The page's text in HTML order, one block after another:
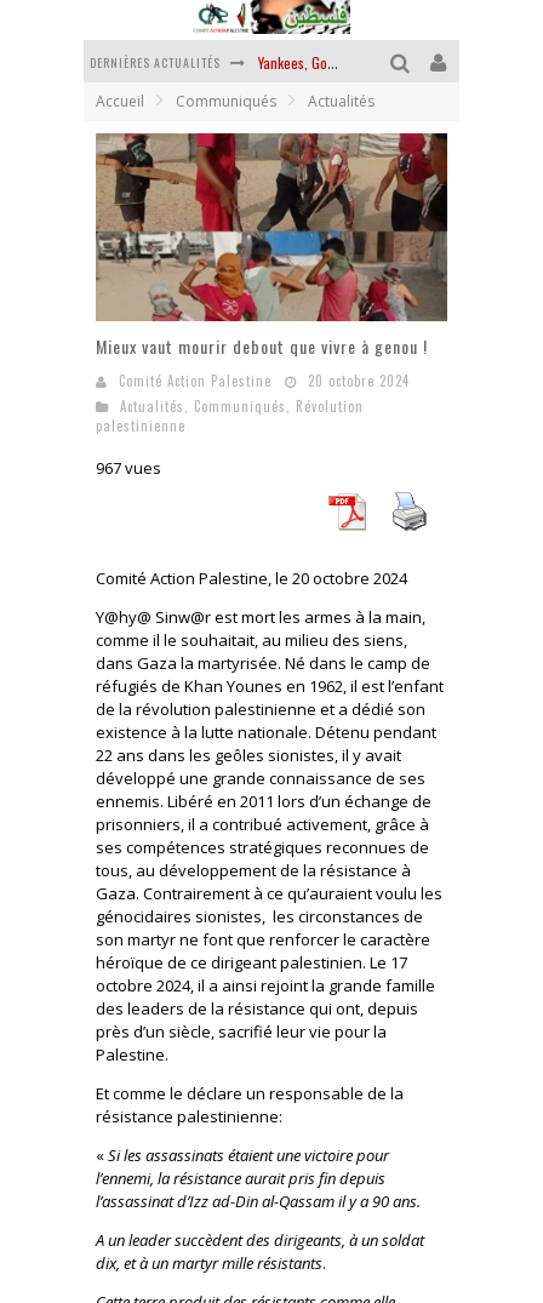
DERNIÈRES ACTUALITÉS Yankees, Go home !
Chantage terroriste
La révolution ou rien
Des accords de paix sans le peuple et contre le peuple
La guerre sioniste, la guerre démographique
La banalité du mal colonial
Accueil Communiqués Actualités
Mieux vaut mourir debout que vivre à genou !
Comité Action Palestine
20 octobre 2024
Actualités
Communiqués
Révolution
palestinienne
967 vues
Comité Action Palestine, le 20 octobre 2024
Y@hy@ Sinw@r est mort les armes à la main,
comme il le souhaitait, au milieu des siens,
dans Gaza la martyrisée. Né dans le camp de
réfugiés de Khan Younes en 1962, il est l’enfant
de la révolution palestinienne et a dédié son
existence à la lutte nationale. Détenu pendant
22 ans dans les geôles sionistes, il y avait
développé une grande connaissance de ses
ennemis. Libéré en 2011 lors d’un échange de
prisonniers, il a contribué activement, grâce à
ses compétences stratégiques reconnues de
tous, au développement de la résistance à
Gaza. Contrairement à ce qu’auraient voulu les
génocidaires sionistes, les circonstances de
son martyr ne font que renforcer le caractère
héroïque de ce dirigeant palestinien. Le 17
octobre 2024, il a ainsi rejoint la grande famille
des leaders de la résistance qui ont, depuis
près d’un siècle, sacrifié leur vie pour la
Palestine.
Et comme le déclare un responsable de la
résistance palestinienne:
«Si les assassinats étaient une victoire pour
l’ennemi, la résistance aurait pris fin depuis
l’assassinat d’Izz ad-Din al-Qassam il y a 90 ans.
A un leader succèdent des dirigeants, à un soldat
dix, et à un martyr mille résistants.